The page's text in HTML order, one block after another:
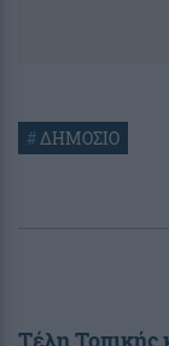
#ΔΗΜΟΣΙΟ